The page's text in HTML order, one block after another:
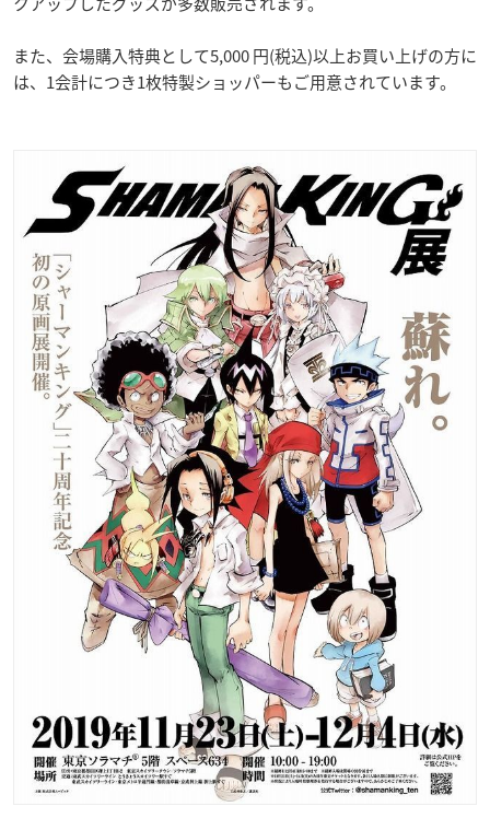
また、会場購入特典として5,000 円(税込)以上お買い上げの方に
は、1会計につき1枚特製ショッパーもご用意されています。